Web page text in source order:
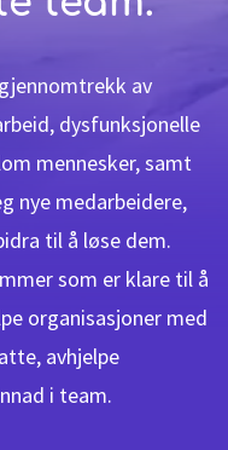
av
dysfunksjonelle
mennesker, samt
nye medarbeidere,
til å løse dem.
som er klare til å
organisasjoner med
avhjelpe
i team.